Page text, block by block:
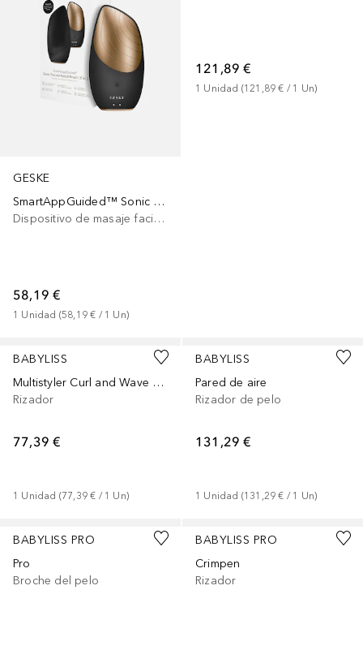
GESKE
SmartAppGuided™ Sonic Thermo Facial Brush | 6 in 1
Dispositivo de masaje facial eléctrico
58,19 €
1 Unidad (58,19 € / 1 Un)
121,89 €
1 Unidad (121,89 € / 1 Un)
BABYLISS
Multistyler Curl and Wave Trio
Rizador
77,39 €
1 Unidad (77,39 € / 1 Un)
BABYLISS
Pared de aire
Rizador de pelo
131,29 €
1 Unidad (131,29 € / 1 Un)
BABYLISS PRO
Pro
Broche del pelo
BABYLISS PRO
Crimpen
Rizador